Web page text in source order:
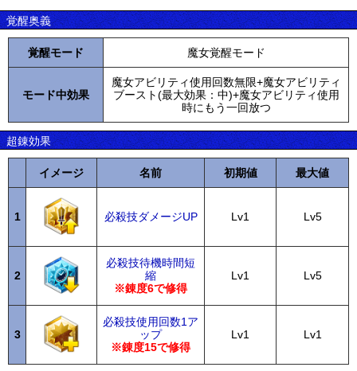
覚醒奥義
覚醒モード 魔女覚醒モード
モード中効果
魔女アビリティ使用回数無限+魔女アビリティ
ブースト(最大効果：中)+魔女アビリティ使用
時にもう一回放つ
超錬効果
イメージ 名前 初期値 最大値
1 必殺技ダメージUP Lv1 Lv5
2
必殺技待機時間短
縮
※錬度6で修得
Lv1 Lv5
3
必殺技使用回数1ア
ップ
※錬度15で修得
Lv1 Lv1